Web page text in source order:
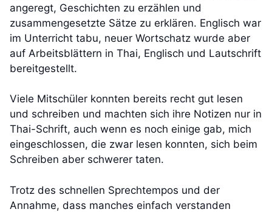
angeregt, Geschichten zu erzählen und
zusammengesetzte Sätze zu erklären. Englisch war
im Unterricht tabu, neuer Wortschatz wurde aber
auf Arbeitsblättern in Thai, Englisch und Lautschrift
bereitgestellt.
Viele Mitschüler konnten bereits recht gut lesen
und schreiben und machten sich ihre Notizen nur in
Thai-Schrift, auch wenn es noch einige gab, mich
eingeschlossen, die zwar lesen konnten, sich beim
Schreiben aber schwerer taten.
Trotz des schnellen Sprechtempos und der
Annahme, dass manches einfach verstanden